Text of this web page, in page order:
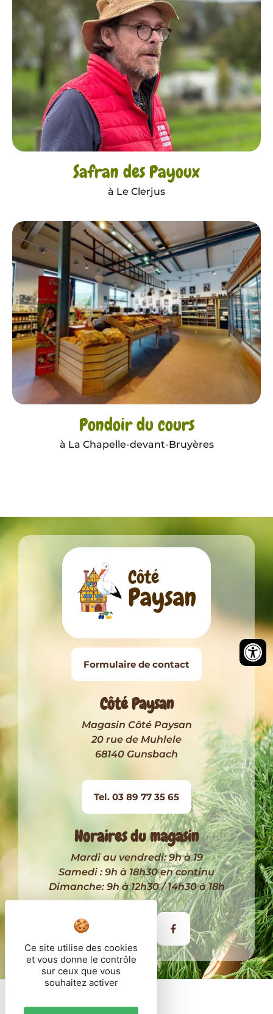
Safran des Payoux
à Le Clerjus
Pondoir du cours
à La Chapelle-devant-Bruyères
Formulaire de contact
Côté Paysan
Magasin Côté Paysan
20 rue de Muhlele
68140 Gunsbach
Tel. 03 89 77 35 65
Horaires du magasin
Mardi au vendredi: 9h à 19
Samedi : 9h à 18h30 en continu
Dimanche: 9h à 12h30 / 14h30 à 18h
Ce site utilise des cookies
et vous donne le contrôle
sur ceux que vous
souhaitez activer